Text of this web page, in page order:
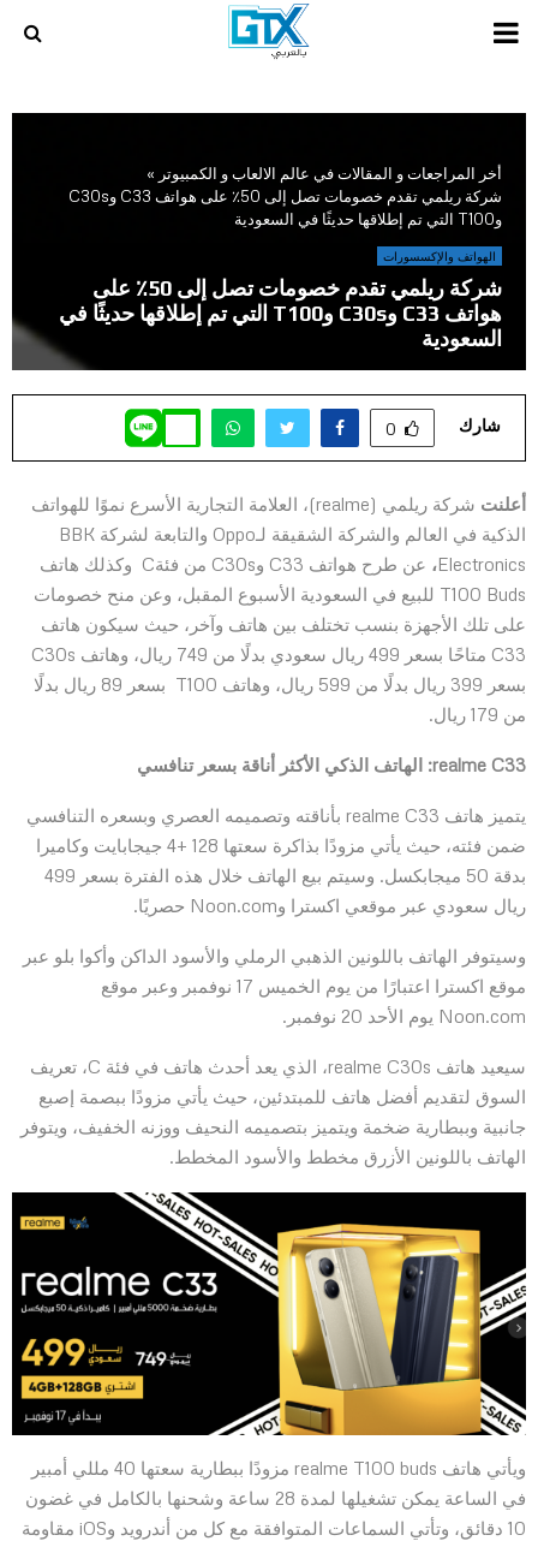
PRIMARY
أخر المراجعات و المقالات في عالم الالعاب و الكمبيوتر »
شركة ريلمي تقدم خصومات تصل إلى 50٪ على هواتف C33 وC30s
وT100 التي تم إطلاقها حديثًا في السعودية
الهواتف والإكسسورات
شركة ريلمي تقدم خصومات تصل إلى 50٪ على
هواتف C33 وC30s وT100 التي تم إطلاقها حديثًا في
السعودية
شارك 0
أعلنت
شركة ريلمي (realme)، العلامة التجارية الأسرع نموًا للهواتف
الذكية في العالم والشركة الشقيقة لـOppo والتابعة لشركة BBK
Electronics،
عن طرح هواتف C33 وC30s من فئةC وكذلك هاتف
T100 Buds للبيع في السعودية الأسبوع المقبل، وعن منح خصومات
على تلك الأجهزة بنسب تختلف بين هاتف وآخر، حيث سيكون هاتف
C33 متاحًا بسعر 499 ريال سعودي بدلًا من 749 ريال، وهاتف C30s
بسعر 399 ريال بدلًا من 599 ريال، وهاتف T100 بسعر 89 ريال بدلًا
من 179 ريال.
realme C33: الهاتف الذكي الأكثر أناقة بسعر تنافسي
يتميز هاتف realme C33 بأناقته وتصميمه العصري وبسعره التنافسي
ضمن فئته، حيث يأتي مزودًا بذاكرة سعتها 128 +4 جيجابايت وكاميرا
بدقة 50 ميجابكسل. وسيتم بيع الهاتف خلال هذه الفترة بسعر 499
ريال سعودي عبر موقعي اكسترا وNoon.com حصريًا.
وسيتوفر الهاتف باللونين الذهبي الرملي والأسود الداكن وأكوا بلو عبر
موقع اكسترا اعتبارًا من يوم الخميس 17 نوفمبر وعبر موقع
Noon.com يوم الأحد 20 نوفمبر.
سيعيد هاتف realme C30s، الذي يعد أحدث هاتف في فئة C، تعريف
السوق لتقديم أفضل هاتف للمبتدئين، حيث يأتي مزودًا ببصمة إصبع
جانبية وببطارية ضخمة ويتميز بتصميمه النحيف ووزنه الخفيف، ويتوفر
الهاتف باللونين الأزرق مخطط والأسود المخطط.
ويأتي هاتف realme T100 buds مزودًا ببطارية سعتها 40 مللي أمبير
في الساعة يمكن تشغيلها لمدة 28 ساعة وشحنها بالكامل في غضون
10 دقائق، وتأتي السماعات المتوافقة مع كل من أندرويد وiOS مقاومة